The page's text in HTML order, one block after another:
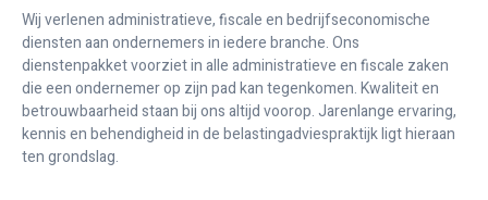
Wij verlenen administratieve, fiscale en bedrijfseconomische
diensten aan ondernemers in iedere branche. Ons
dienstenpakket voorziet in alle administratieve en fiscale zaken
die een ondernemer op zijn pad kan tegenkomen. Kwaliteit en
betrouwbaarheid staan bij ons altijd voorop. Jarenlange ervaring,
kennis en behendigheid in de belastingadviespraktijk ligt hieraan
ten grondslag.